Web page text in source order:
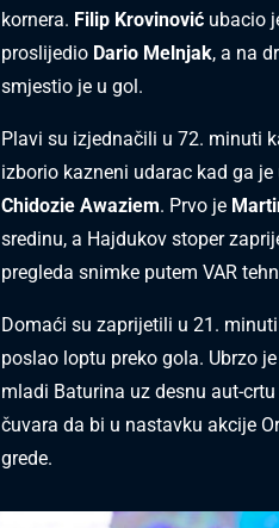
kornera. Filip Krovinović ubacio
proslijedio Dario Melnjak, a na
smjestio je u gol.
Plavi su izjednačili u 72. minuti
izborio kazneni udarac kad ga
Chidozie Awaziem. Prvo je
sredinu, a Hajdukov stoper
pregleda snimke putem VAR
Domaći su zaprijetili u 21.
poslao loptu preko gola. Ubrzo
mladi Baturina uz desnu aut-
čuvara da bi u nastavku akcije
grede.